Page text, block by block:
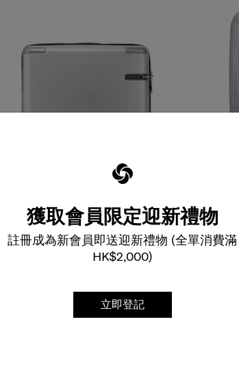
獲取會員限定迎新禮物
註冊成為新會員即送迎新禮物 (全單消費滿
HK$2,000)
立即登記
選擇顏色
$3,580
$2,148
加到購物車
選擇顏
$6,580
SBL
行李箱